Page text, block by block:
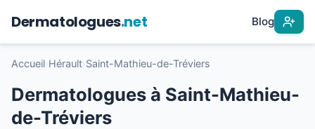
Dermatologues.net Blog
Accueil Hérault Saint-Mathieu-de-Tréviers
Dermatologues à Saint-Mathieu-
de-Tréviers